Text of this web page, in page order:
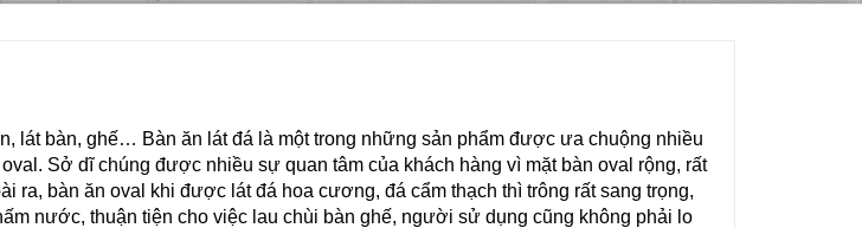
lát bàn, ghế… Bàn ăn lát đá là một trong những sản phẩm được ưa chuộng nhiều
Sở dĩ chúng được nhiều sự quan tâm của khách hàng vì mặt bàn oval rộng, rất
ra, bàn ăn oval khi được lát đá hoa cương, đá cẩm thạch thì trông rất sang trọng,
nước, thuận tiện cho việc lau chùi bàn ghế, người sử dụng cũng không phải lo